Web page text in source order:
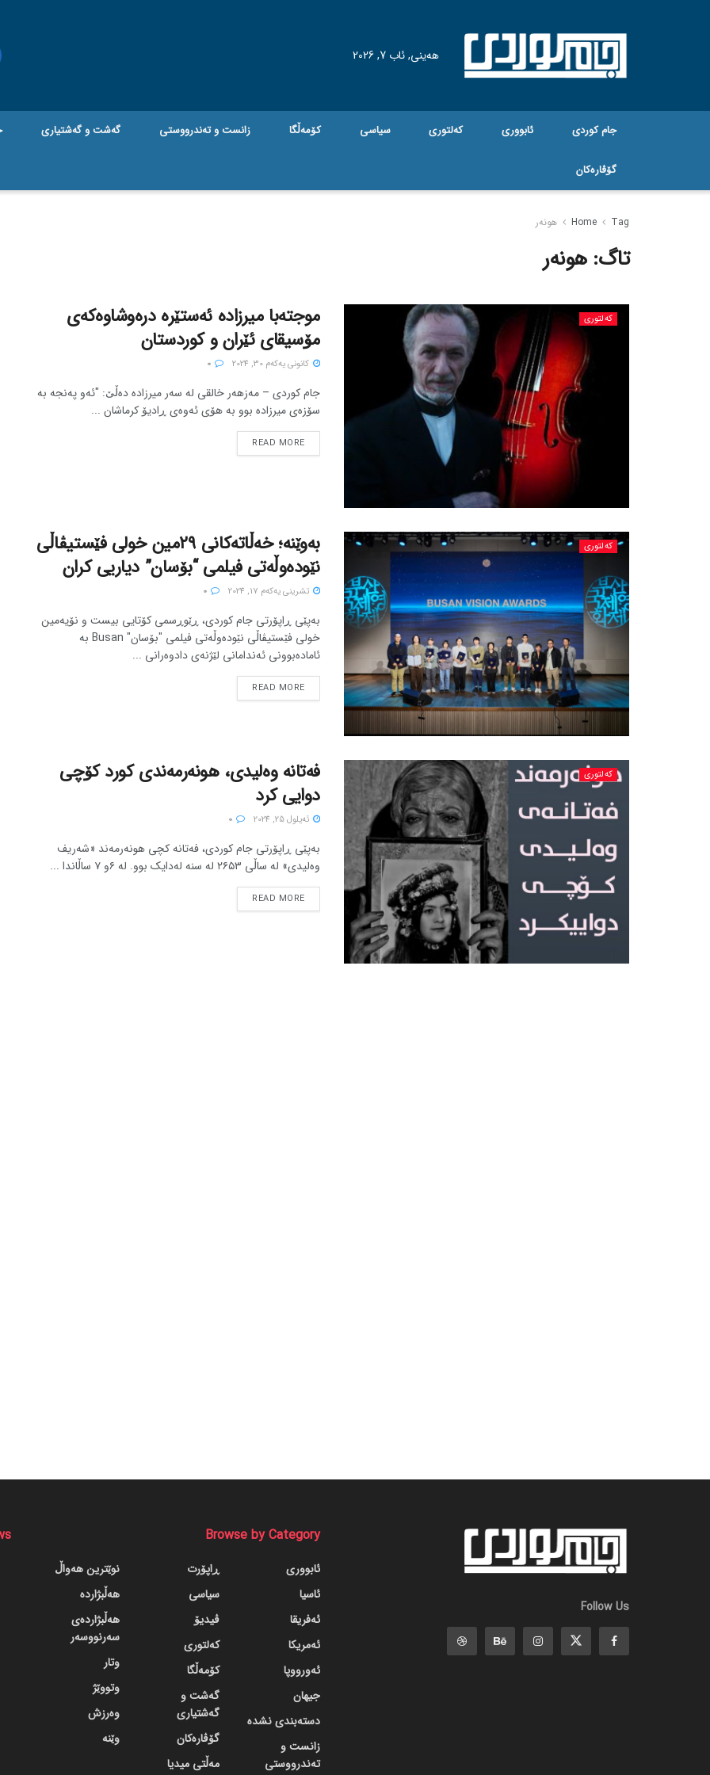
هه‌ینی, ئاب 7, 2026
جام کوردی ئابووری کەلتوری سیاسی کۆمەڵگا زانست و تەندرووستی گه‌شت و گه‌شتیاری
گۆڤاره‌کان
Home Tag هونەر
تاگ:هونەر
کەلتوری
موجتەبا میرزادە ئەستێرە درەوشاوەکەی
مۆسیقای ئێران و کوردستان
كانونی یه‌كه‌م 30, 2024
جام کوردی – مەزهەر خالقی لە سەر میرزادە دەڵێ: "ئەو پەنجە بە
سۆزەی میرزادە بوو بە هۆی ئەوەی ڕادیۆ کرماشان ...
READ MORE
کەلتوری
بەوێنە؛ خه‌ڵاته‌‌کانی ٢٩مین خولی فێستیڤاڵی
نێوده‌وڵه‌تی فیلمی “بۆسان” دیاریی کران
تشرینی یه‌كه‌م 17, 2024
بەپێی ڕاپۆرتی جام کوردی، ڕێوڕ‌‌سمی کۆتایی بیست و نۆیه‌مین
خولی فێستیڤاڵی نێوده‌وڵه‌تی فیلمی "بۆسان" Busan به
ئاماده‌بوونی ئه‌ندامانی لێژنه‌ی دادوه‌رانی ...
READ MORE
کەلتوری
فەتانە وەلیدی، هونه‌رمه‌ندی کورد کۆچی
دوایی کرد
ئه‌یلول 25, 2024
بەپێی ڕاپۆرتی جام کوردی، فەتانە کچی هونەرمەند «شەریف
وەلیدی» لە ساڵی ٢۶۵٣ لە سنە لەدایک بوو. لە ۶و ٧ ساڵاندا ...
READ MORE
Follow Us
Browse by Category
ئابووری
ئاسیا
ئەفریقا
ئەمریکا
ئەورووپا
جیهان
دسته‌بندی نشده
زانست و
تەندرووستی
ڕاپۆرت
سیاسی
ڤیدیۆ
کەلتوری
کۆمەڵگا
گه‌شت و
گه‌شتیاری
گۆڤاره‌کان
مەڵتی میدیا
نوێترین هەواڵ
هەڵبژاردە
هەڵبژاردەی
سەرنووسەر
وتار
وتووێژ
وەرزش
وێنە